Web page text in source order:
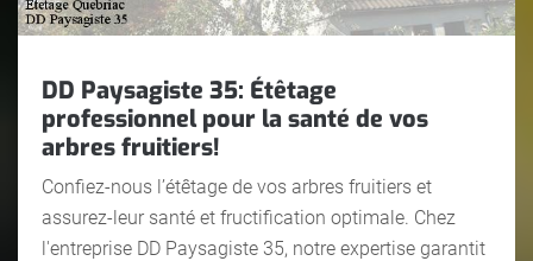
DD Paysagiste 35: Étêtage
professionnel pour la santé de vos
arbres fruitiers!
Confiez-nous l’étêtage de vos arbres fruitiers et
assurez-leur santé et fructification optimale. Chez
l'entreprise DD Paysagiste 35, notre expertise garantit